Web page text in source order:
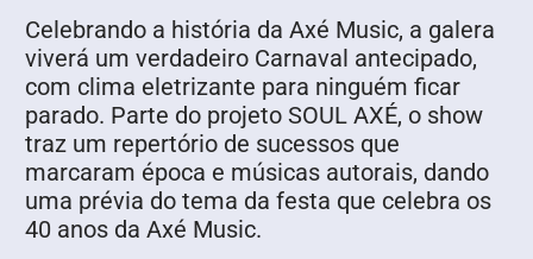
Celebrando a história da Axé Music, a galera
viverá um verdadeiro Carnaval antecipado,
com clima eletrizante para ninguém ficar
parado. Parte do projeto SOUL AXÉ, o show
traz um repertório de sucessos que
marcaram época e músicas autorais, dando
uma prévia do tema da festa que celebra os
40 anos da Axé Music.